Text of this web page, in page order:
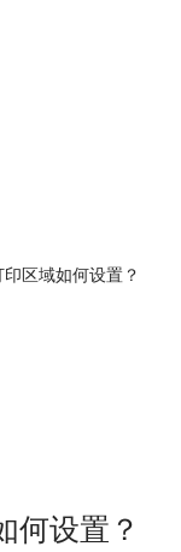
印区域如何设置？
何设置？